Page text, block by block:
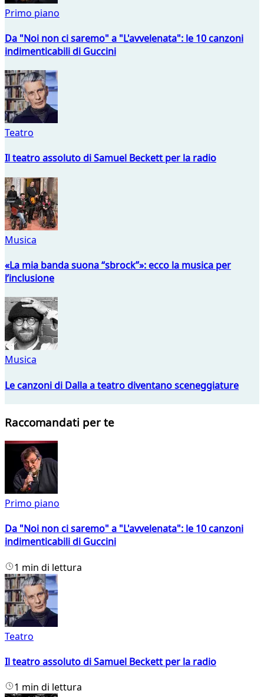
Primo piano
Da "Noi non ci saremo" a "L'avvelenata": le 10 canzoni
indimenticabili di Guccini
Teatro
Il teatro assoluto di Samuel Beckett per la radio
Musica
«La mia banda suona “sbrock”»: ecco la musica per
l’inclusione
Musica
Le canzoni di Dalla a teatro diventano sceneggiature
Raccomandati per te
Primo piano
Da "Noi non ci saremo" a "L'avvelenata": le 10 canzoni
indimenticabili di Guccini
1 min di lettura
Teatro
Il teatro assoluto di Samuel Beckett per la radio
1 min di lettura